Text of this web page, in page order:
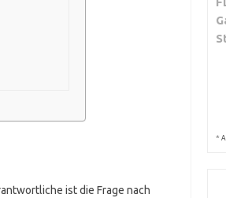
ist die Frage nach
*